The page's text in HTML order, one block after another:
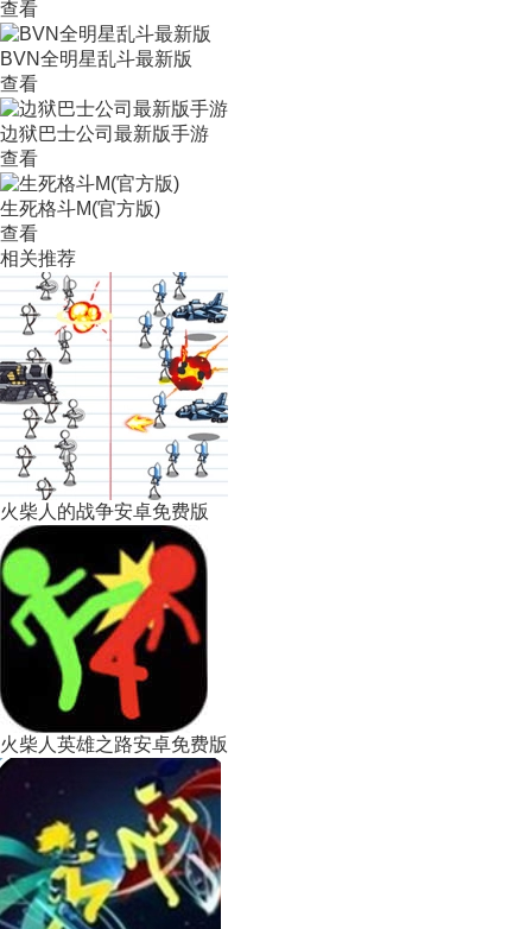
查看
BVN全明星乱斗最新版
查看
边狱巴士公司最新版手游
查看
生死格斗M(官方版)
查看
相关推荐
火柴人的战争安卓免费版
火柴人英雄之路安卓免费版